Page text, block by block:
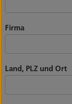
Firma
Land, PLZ und Ort